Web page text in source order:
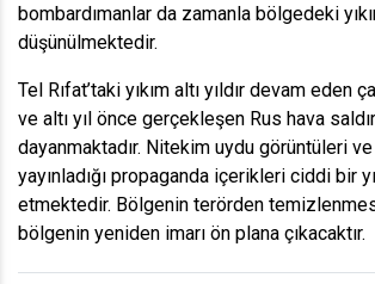
bombardımanlar da zamanla bölgedeki
düşünülmektedir.
Tel Rıfat’taki yıkım altı yıldır devam eden
ve altı yıl önce gerçekleşen Rus hava
dayanmaktadır. Nitekim uydu görüntüleri ve
yayınladığı propaganda içerikleri ciddi bir
etmektedir. Bölgenin terörden
bölgenin yeniden imarı ön plana çıkacaktır.